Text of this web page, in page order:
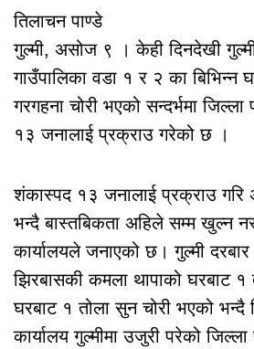
तिलाचन पाण्डे
गुल्मी, असोज ९ । केही दिनदेखी
गाउँपालिका वडा १ र २ का बिभिन्न
गरगहना चोरी भएको सन्दर्भमा जिल्ला
१३ जनालाई प्रक्राउ गरेको छ ।
शंकास्पद १३ जनालाई प्रक्राउ
भन्दै बास्तबिकता अहिले सम्म खुल्न
कार्यालयले जनाएको छ। गुल्मी दरबार
झिरबासकी कमला थापाको घरबाट १
घरबाट १ तोला सुन चोरी भएको भन्दै
कार्यालय गुल्मीमा उजुरी परेको जिल्ला